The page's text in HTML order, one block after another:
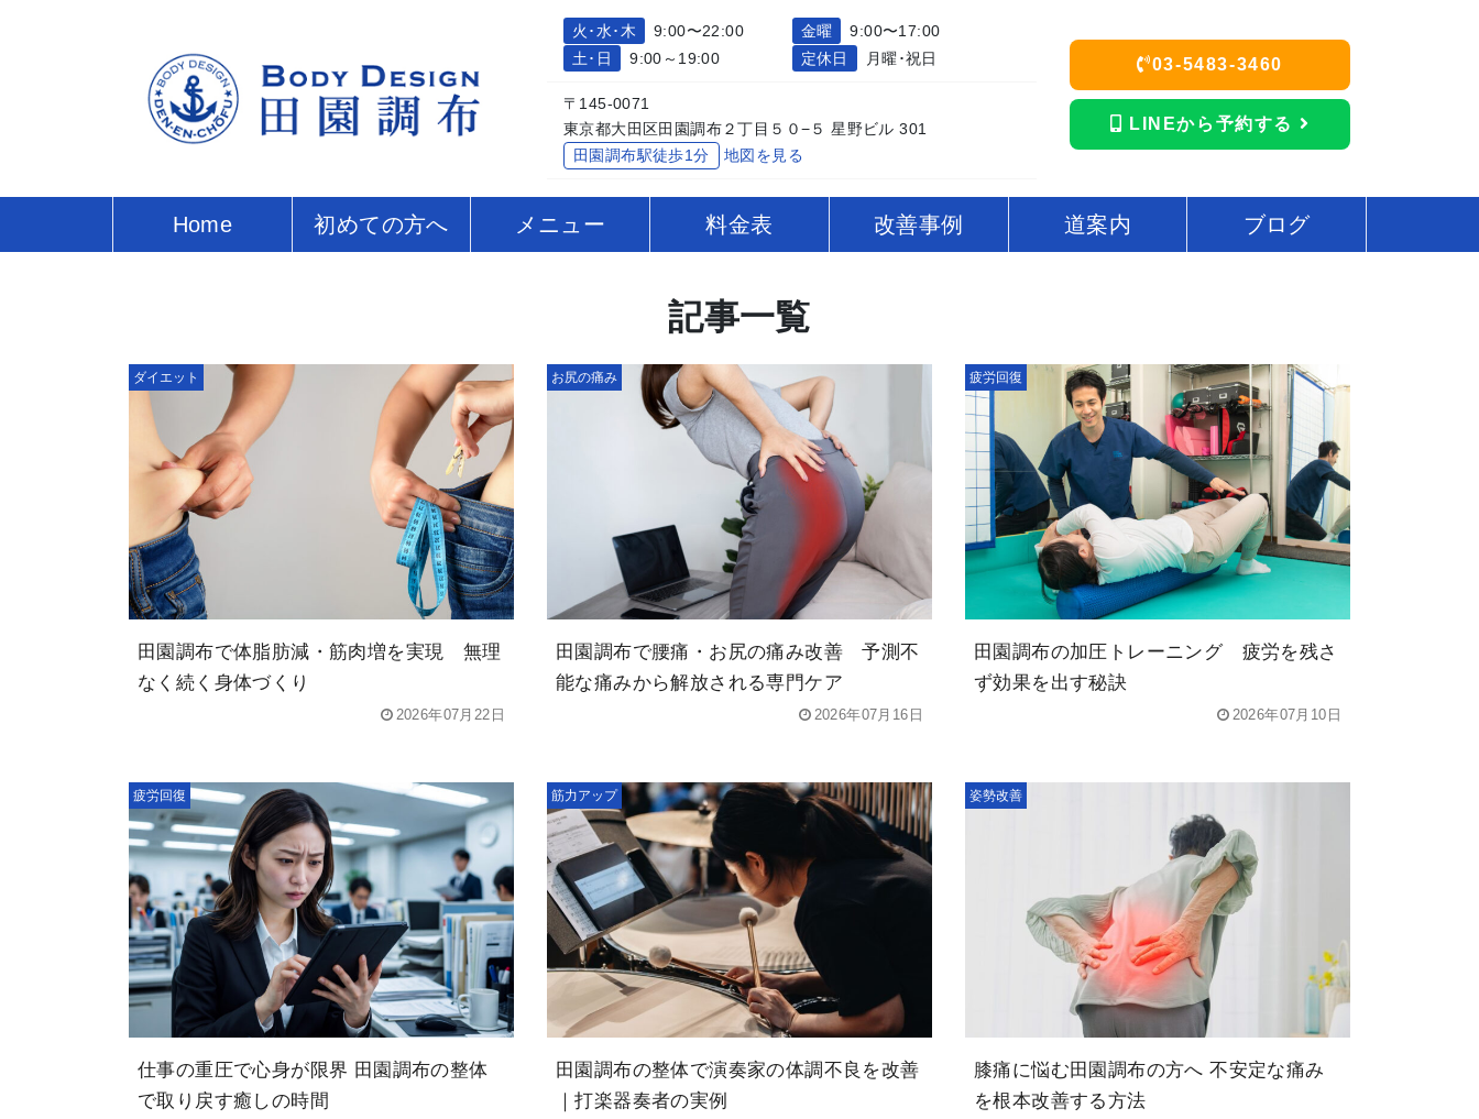
火･水･木 9:00〜22:00 金曜
9:00〜17:00
土･日
9:00～19:00 定休日 月曜･祝日
〒145-0071
東京都大田区田園調布２丁目５０−５ 星野ビル 301
田園調布駅徒歩1分
地図を見る
03-5483-3460
LINEから予約する
Home 初めての方へ メニュー 料金表 改善事例 道案内 ブログ
記事一覧
ダイエット
田園調布で体脂肪減・筋肉増を実現 無理
なく続く身体づくり
2026年07月22日
お尻の痛み
田園調布で腰痛・お尻の痛み改善 予測不
能な痛みから解放される専門ケア
2026年07月16日
疲労回復
田園調布の加圧トレーニング 疲労を残さ
ず効果を出す秘訣
2026年07月10日
疲労回復
仕事の重圧で心身が限界 田園調布の整体
で取り戻す癒しの時間
筋力アップ
田園調布の整体で演奏家の体調不良を改善
｜打楽器奏者の実例
姿勢改善
膝痛に悩む田園調布の方へ 不安定な痛み
を根本改善する方法